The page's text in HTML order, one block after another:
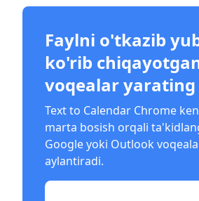
Faylni o'tkazib
ko'rib
voqealar yarating
Text to Calendar Chrome
marta bosish orqali
Google yoki Outlook
aylantiradi.